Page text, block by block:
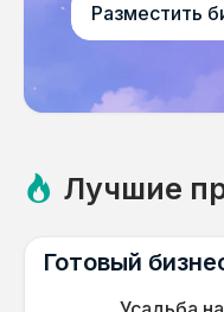
Разместить
Лучшие
Готовый